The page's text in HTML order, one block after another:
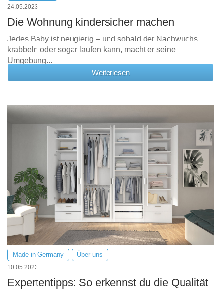
24.05.2023
Die Wohnung kindersicher machen
Jedes Baby ist neugierig – und sobald der Nachwuchs
krabbeln oder sogar laufen kann, macht er seine
Umgebung...
Weiterlesen
Made in Germany Über uns
10.05.2023
Expertentipps: So erkennst du die Qualität